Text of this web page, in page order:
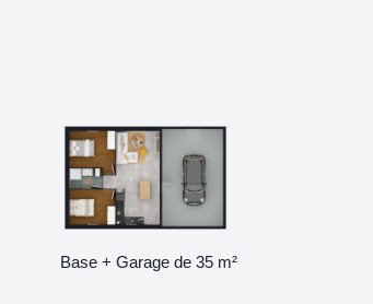
Base + Garage de 35 m²